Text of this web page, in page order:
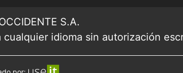
S.A.
idioma sin autorización